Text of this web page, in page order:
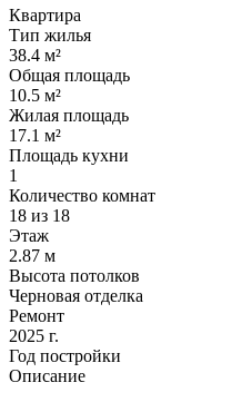
Квартира
Тип жилья
38.4 м²
Общая площадь
10.5 м²
Жилая площадь
17.1 м²
Площадь кухни
1
Количество комнат
18 из 18
Этаж
2.87 м
Высота потолков
Черновая отделка
Ремонт
2025 г.
Год постройки
Описание